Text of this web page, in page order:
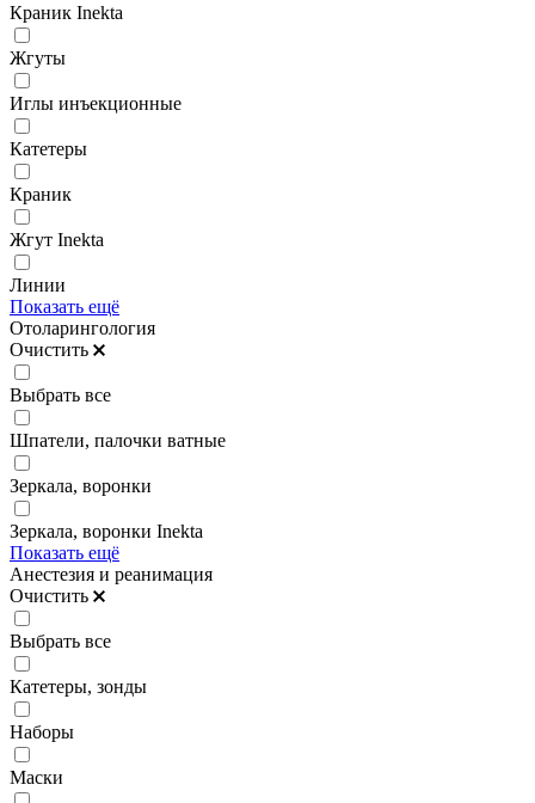
Краник Inekta
Жгуты
Иглы инъекционные
Катетеры
Краник
Жгут Inekta
Линии
Показать ещё
Отоларингология
Очистить
Выбрать все
Шпатели, палочки ватные
Зеркала, воронки
Зеркала, воронки Inekta
Показать ещё
Анестезия и реанимация
Очистить
Выбрать все
Катетеры, зонды
Наборы
Маски